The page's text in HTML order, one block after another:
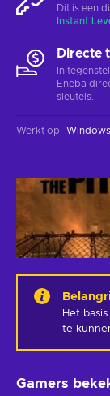
Dit is een
Instant
Directe
In
Eneba
sleutels.
Werkt op: Windows
Het basis
te
Gamers